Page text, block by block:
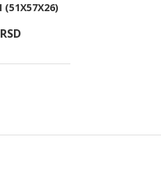
(51X57X26)
RSD